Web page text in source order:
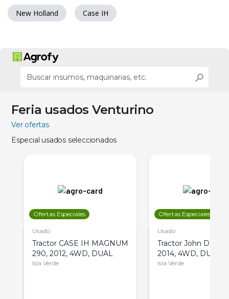
New Holland Case IH
Feria usados Venturino
Ver ofertas
Especial usados seleccionados
Ofertas Especiales
Usado
Tractor CASE IH MAGNUM
290, 2012, 4WD, DUAL
Isla Verde
Ofertas Especiales
Usado
Tractor John Deere
2014, 4WD, DUAL
Isla Verde